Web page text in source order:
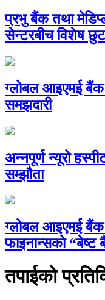
प्रभु बैंक तथा
सेन्टरबीच विशेष
ग्लोबल आइएमई बैंक
समझदारी
अन्नपूर्ण न्यूरो
सम्झौता
ग्लोबल आइएमई बैंक
फाइनान्सको “बेष्ट
तपाईको